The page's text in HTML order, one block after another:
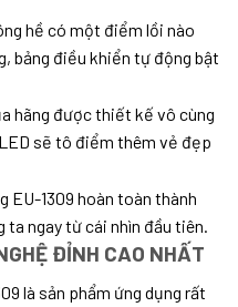
hề có một điểm lồi nào
bảng điều khiển tự động bật
hãng được thiết kế vô cùng
sẽ tô điểm thêm vẻ đẹp
EU-1309 hoàn toàn thành
ngay từ cái nhìn đầu tiên.
ĐỈNH CAO NHẤT
là sản phẩm ứng dụng rất